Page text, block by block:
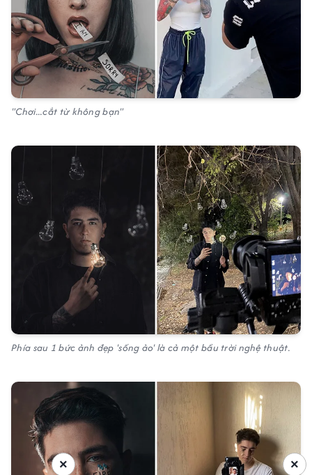
"Chơi...cắt từ không bạn"
Phía sau 1 bức ảnh đẹp 'sống ảo' là cả một bầu trời nghệ thuật.
×
×